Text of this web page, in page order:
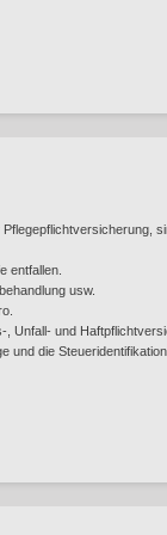
entfallen.
usw.
, Unfall- und
und die